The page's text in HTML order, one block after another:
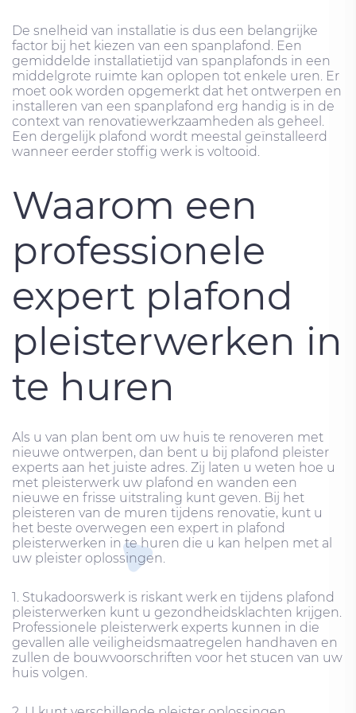
De snelheid van installatie is dus een belangrijke
factor bij het kiezen van een spanplafond. Een
gemiddelde installatietijd van spanplafonds in een
middelgrote ruimte kan oplopen tot enkele uren. Er
moet ook worden opgemerkt dat het ontwerpen en
installeren van een spanplafond erg handig is in de
context van renovatiewerkzaamheden als geheel.
Een dergelijk plafond wordt meestal geïnstalleerd
wanneer eerder stoffig werk is voltooid.
Waarom een ​​
professionele
expert plafond
pleisterwerken in
te huren
Als u van plan bent om uw huis te renoveren met
nieuwe ontwerpen, dan bent u bij plafond pleister
experts aan het juiste adres. Zij laten u weten hoe u
met pleisterwerk uw plafond en wanden een
nieuwe en frisse uitstraling kunt geven. Bij het
pleisteren van de muren tijdens renovatie, kunt u
het beste overwegen een expert in plafond
pleisterwerken in te huren die u kan helpen met al
uw pleister oplossingen.
1. Stukadoorswerk is riskant werk en tijdens plafond
pleisterwerken kunt u gezondheidsklachten krijgen.
Professionele pleisterwerk experts kunnen in die
gevallen alle veiligheidsmaatregelen handhaven en
zullen de bouwvoorschriften voor het stucen van uw
huis volgen.